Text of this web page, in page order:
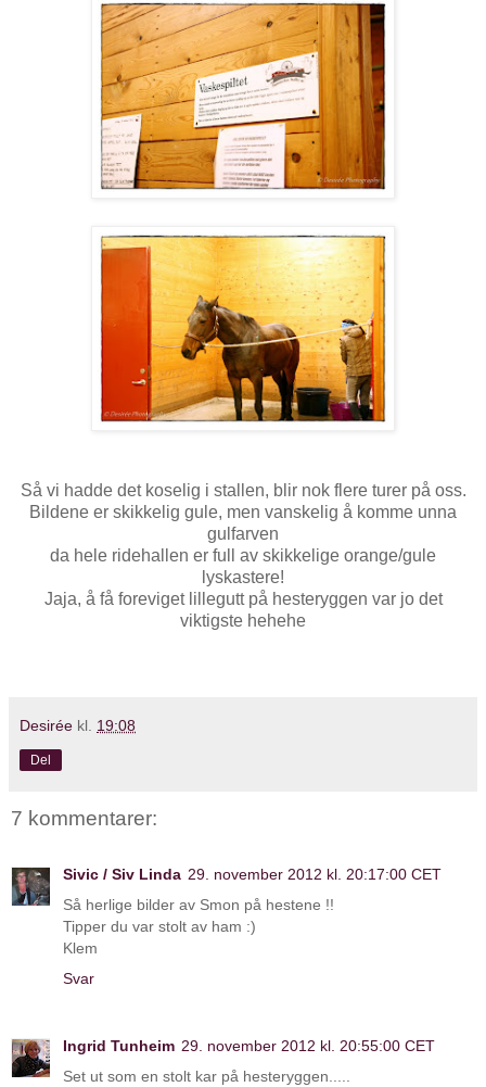
Så vi hadde det koselig i stallen, blir nok flere turer på oss.
Bildene er skikkelig gule, men vanskelig å komme unna
gulfarven
da hele ridehallen er full av skikkelige orange/gule
lyskastere!
Jaja, å få foreviget lillegutt på hesteryggen var jo det
viktigste hehehe
Desirée kl. 19:08
Del
7 kommentarer:
Sivic / Siv Linda 29. november 2012 kl. 20:17:00 CET
Så herlige bilder av Smon på hestene !!
Tipper du var stolt av ham :)
Klem
Svar
Ingrid Tunheim 29. november 2012 kl. 20:55:00 CET
Set ut som en stolt kar på hesteryggen.....